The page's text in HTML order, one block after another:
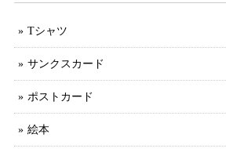
Tシャツ
サンクスカード
ポストカード
絵本